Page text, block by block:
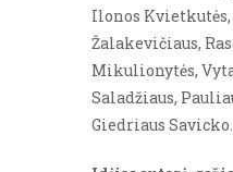
Ilonos
Žalakevičiaus,
Mikulionytės,
Saladžiaus,
Giedriaus Savicko.